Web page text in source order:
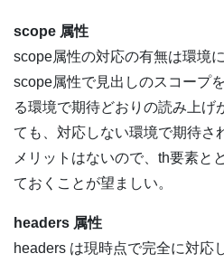
scope 属性
scope属性の対応の有無は環境
scope属性で見出しのスコープ
る環境で期待どおりの読み上げ
ても、対応しない環境で期待さ
メリットはないので、th要素と
ておくことが望ましい。
headers 属性
headers は現時点で完全に対応